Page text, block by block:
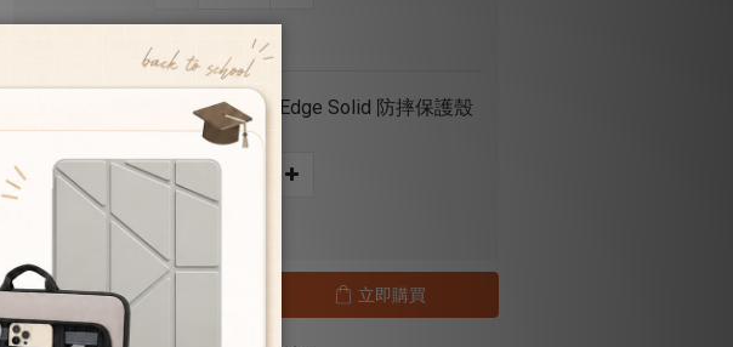
優惠價 NT$999
AirPods Pro 3 Edge Solid 防摔保護殼
- 霧黑
加入購物車 立即購買